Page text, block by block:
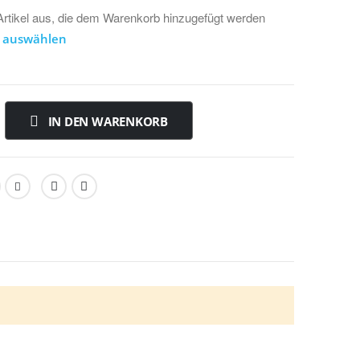
aus, die dem Warenkorb hinzugefügt werden
IN DEN WARENKORB
Versiegelungsprodukte (BaseCoat und GlossCoat)
herausragende Optik und